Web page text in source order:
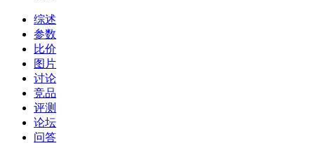
综述
参数
比价
图片
讨论
竞品
评测
论坛
问答